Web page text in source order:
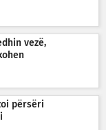
vezë,
përsëri